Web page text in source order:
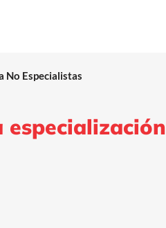
No Especialistas